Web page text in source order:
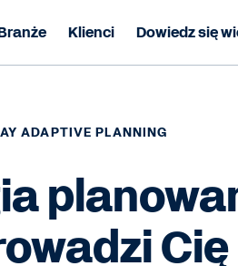
Klienci Dowiedz się
ADAPTIVE PLANNING
Cię